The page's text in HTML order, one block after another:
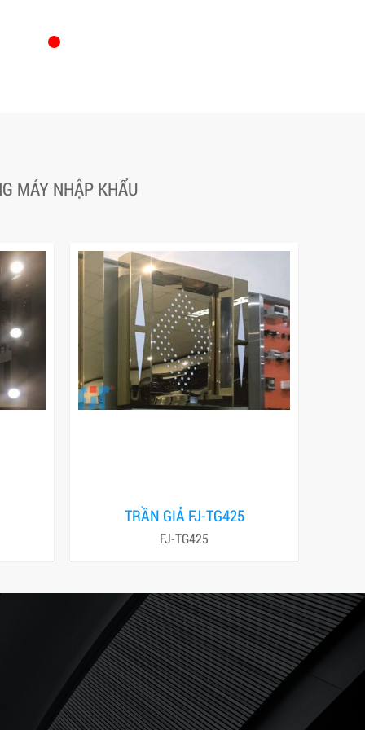
MÁY NHẬP KHẨU
TRẦN GIẢ FJ-TG425
FJ-TG425